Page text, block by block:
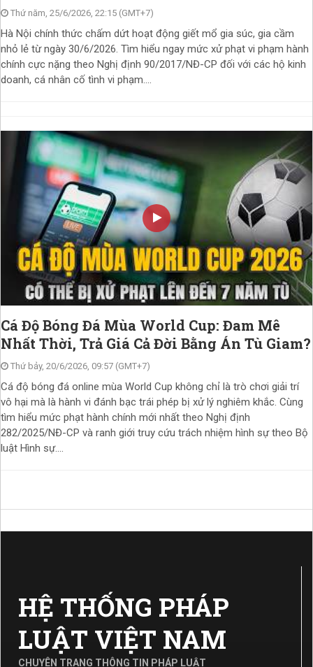
Thứ năm, 25/6/2026, 22:15 (GMT+7)
Hà Nội chính thức chấm dứt hoạt động giết mổ gia súc, gia cầm
nhỏ lẻ từ ngày 30/6/2026. Tìm hiểu ngay mức xử phạt vi phạm hành
chính cực nặng theo Nghị định 90/2017/NĐ-CP đối với các hộ kinh
doanh, cá nhân cố tình vi phạm....
Cá Độ Bóng Đá Mùa World Cup: Đam Mê
Nhất Thời, Trả Giá Cả Đời Bằng Án Tù Giam?
Thứ bảy, 20/6/2026, 09:57 (GMT+7)
Cá độ bóng đá online mùa World Cup không chỉ là trò chơi giải trí
vô hại mà là hành vi đánh bạc trái phép bị xử lý nghiêm khắc. Cùng
tìm hiểu mức phạt hành chính mới nhất theo Nghị định
282/2025/NĐ-CP và ranh giới truy cứu trách nhiệm hình sự theo Bộ
luật Hình sự....
HỆ THỐNG PHÁP
LUẬT VIỆT NAM
CHUYÊN TRANG THÔNG TIN PHÁP LUẬT